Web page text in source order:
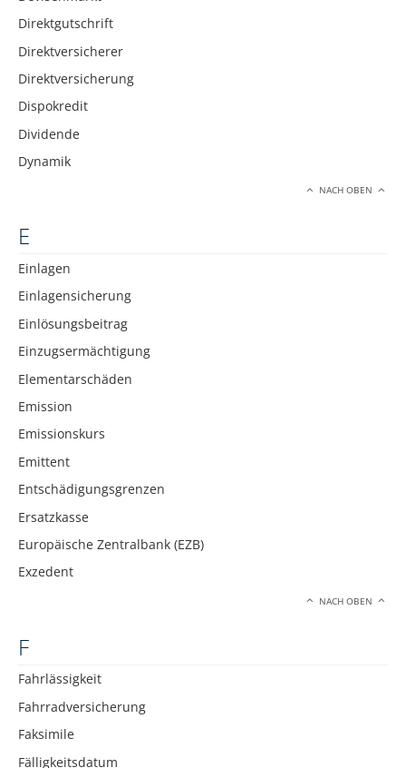
Direktgutschrift
Direktversicherer
Direktversicherung
Dispokredit
Dividende
Dynamik
NACH OBEN
E
Einlagen
Einlagensicherung
Einlösungsbeitrag
Einzugsermächtigung
Elementarschäden
Emission
Emissionskurs
Emittent
Entschädigungsgrenzen
Ersatzkasse
Europäische Zentralbank (EZB)
Exzedent
NACH OBEN
F
Fahrlässigkeit
Fahrradversicherung
Faksimile
Fälligkeitsdatum